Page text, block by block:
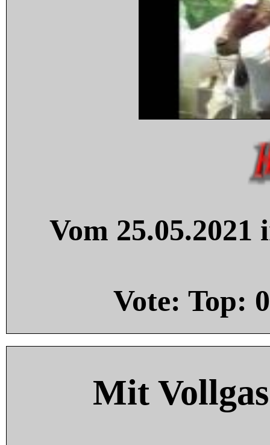
Vom
Vote: Top: 0
Mit